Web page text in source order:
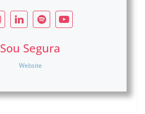
Sou Segura
Website